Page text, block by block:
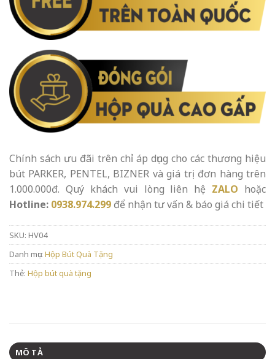
Chính sách ưu đãi trên chỉ áp dụng cho các thương hiệu
bút PARKER, PENTEL, BIZNER và giá trị đơn hàng trên
1.000.000đ. Quý khách vui lòng liên hệ ZALO hoặc
Hotline: 0938.974.299 để nhận tư vấn & báo giá chi tiết
SKU: HV04
Danh mục: Hộp Bút Quà Tặng
Thẻ: Hộp bút quà tặng
MÔ TẢ